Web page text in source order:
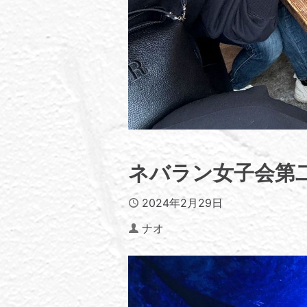
ネバラン女子会
Published
2024年2月29日
Author
ナオ